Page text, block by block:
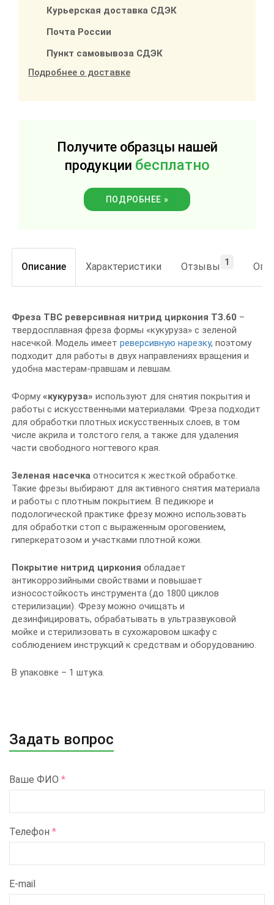
Курьерская доставка СДЭК
Почта России
Пункт самовывоза СДЭК
Подробнее о доставке
Получите образцы нашей
продукции бесплатно
ПОДРОБНЕЕ »
Описание Характеристики Отзывы 1
Фреза ТВС реверсивная нитрид циркония ТЗ.60 –
твердосплавная фреза формы «кукуруза» с зеленой
насечкой. Модель имеетреверсивную нарезку, поэтому
подходит для работы в двух направлениях вращения и
удобна мастерам-правшам и левшам.
Форму«кукуруза» используют для снятия покрытия и
работы с искусственными материалами. Фреза подходит
для обработки плотных искусственных слоев, в том
числе акрила и толстого геля, а также для удаления
части свободного ногтевого края.
Зеленая насечка относится к жесткой обработке.
Такие фрезы выбирают для активного снятия материала
и работы с плотным покрытием. В педикюре и
подологической практике фрезу можно использовать
для обработки стоп с выраженным ороговением,
гиперкератозом и участками плотной кожи.
Покрытие нитрид циркония обладает
антикоррозийными свойствами и повышает
износостойкость инструмента (до 1800 циклов
стерилизации). Фрезу можно очищать и
дезинфицировать, обрабатывать в ультразвуковой
мойке и стерилизовать в сухожаровом шкафу с
соблюдением инструкций к средствам и оборудованию.
В упаковке – 1 штука.
Задать вопрос
Ваше ФИО *
Телефон *
E-mail